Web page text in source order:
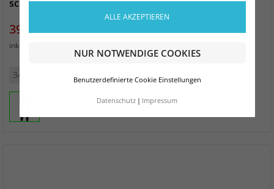
ALLE AKZEPTIEREN
NUR NOTWENDIGE COOKIES
Benutzerdefinierte Cookie Einstellungen
Datenschutz Impressum
schwarz
Preis
39,99 €
inkl. MwSt.
34 40 44